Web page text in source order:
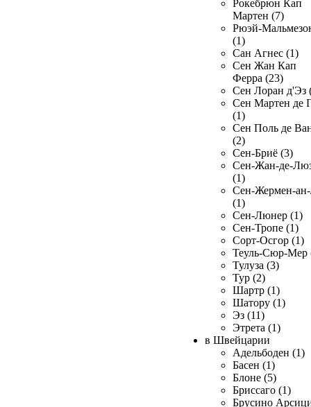
Рокебрюн Кап
Мартен (7)
Рюэй-
(1)
Сан Агнес (1)
Сен Жан Кап
Ферра (23)
Сен Лоран д'Эз
Сен Мартен де
(1)
Сен Поль де
(2)
Сен-Бриё (3)
Сен-Жан-де-
(1)
Сен-Жермен-
(1)
Сен-Люнер (1)
Сен-Тропе (1)
Сорт-Осгор (1)
Теуль-Сюр-Мер
Тулуза (3)
Тур (2)
Шартр (1)
Шатору (1)
Эз (11)
Этрета (1)
в Швейцарии
Адельбоден (1)
Басен (1)
Блоне (5)
Бриссаго (1)
Брусино